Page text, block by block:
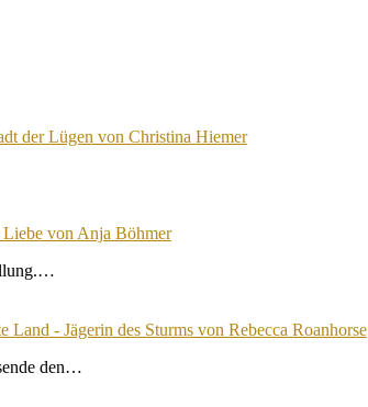
der Lügen von Christina Hiemer
von Anja Böhmer
Land - Jägerin des Sturms von Rebecca Roanhorse
den…